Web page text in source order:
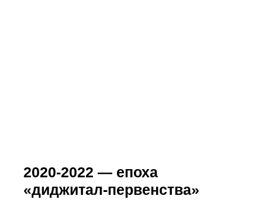
2020-2022 — епоха
«диджитал-первенства»